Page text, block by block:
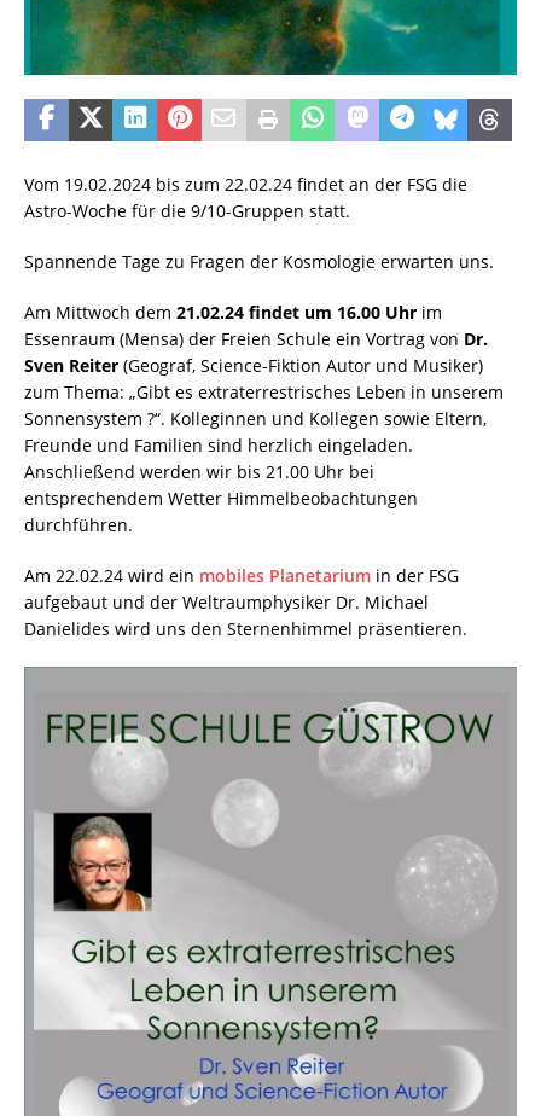
Vom 19.02.2024 bis zum 22.02.24 findet an der FSG die
Astro-Woche für die 9/10-Gruppen statt.
Spannende Tage zu Fragen der Kosmologie erwarten uns.
Am Mittwoch dem 21.02.24 findet um 16.00 Uhr im
Essenraum (Mensa) der Freien Schule ein Vortrag von Dr.
Sven Reiter (Geograf, Science-Fiktion Autor und Musiker)
zum Thema: „Gibt es extraterrestrisches Leben in unserem
Sonnensystem ?“. Kolleginnen und Kollegen sowie Eltern,
Freunde und Familien sind herzlich eingeladen.
Anschließend werden wir bis 21.00 Uhr bei
entsprechendem Wetter Himmelbeobachtungen
durchführen.
Am 22.02.24 wird ein mobiles Planetarium in der FSG
aufgebaut und der Weltraumphysiker Dr. Michael
Danielides wird uns den Sternenhimmel präsentieren.